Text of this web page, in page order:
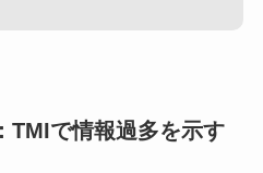
で情報過多を示す